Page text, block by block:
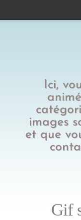
Ici,
images
et que
Gif